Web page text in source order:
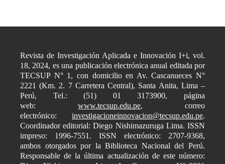
Revista de Investigación Aplicada e Innovación I+i, vol.
18, 2024, es una publicación electrónica anual editada por
TECSUP N° 1, con domicilio en Av. Cascanueces N°
2221 (Km. 2. 7 Carretera Central), Santa Anita, Lima –
Perú, Tel.: (51) 01 3173900, página
web: www.tecsup.edu.pe, correo
electrónico:investigacioneinnovacion@tecsup.edu.pe.
Coordinador editorial: Diego Nishimazuruga Lima. ISSN
impreso: 1996-7551. ISSN electrónico: 2707-9368,
ambos otorgados por la Biblioteca Nacional del Perú.
Responsable de la última actualización de este número: